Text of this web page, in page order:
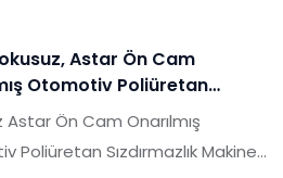
göre özelleştirilebilir
Astar Ön Cam
Otomotiv Poliüretan
Maddesi
Astar Ön Cam Onarılmış
Poliüretan Sızdırmazlık Makinesi